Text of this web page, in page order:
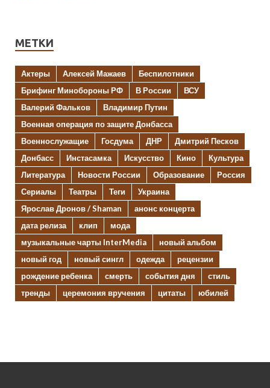
МЕТКИ
Актеры Алексей Мажаев
Беспилотники
Брифинг Минобороны РФ
В России
ВСУ
Валерий Фальков
Владимир Путин
Военная операция по защите Донбасса
Военнослужащие
Госдума ДНР
Дмитрий Песков
Донбасс
Инстасамка Искусство Кино
Культура
Литература
Новости России Образование
Россия
Сериалы
Театры Теги
Украина
Ярослав Дронов / Shaman
анонс концерта
дата релиза
клип
мода
музыкальные чарты InterMedia
новый альбом
новый год
новый сингл одежда
рецензии
рождение ребенка
смерть события дня
стиль
тренды
церемония вручения цитаты юбилей